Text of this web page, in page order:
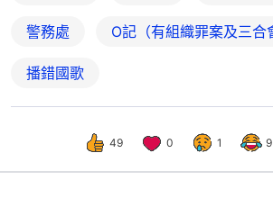
警務處 O記（有組織罪案及三合
播錯國歌
49 0 1 9